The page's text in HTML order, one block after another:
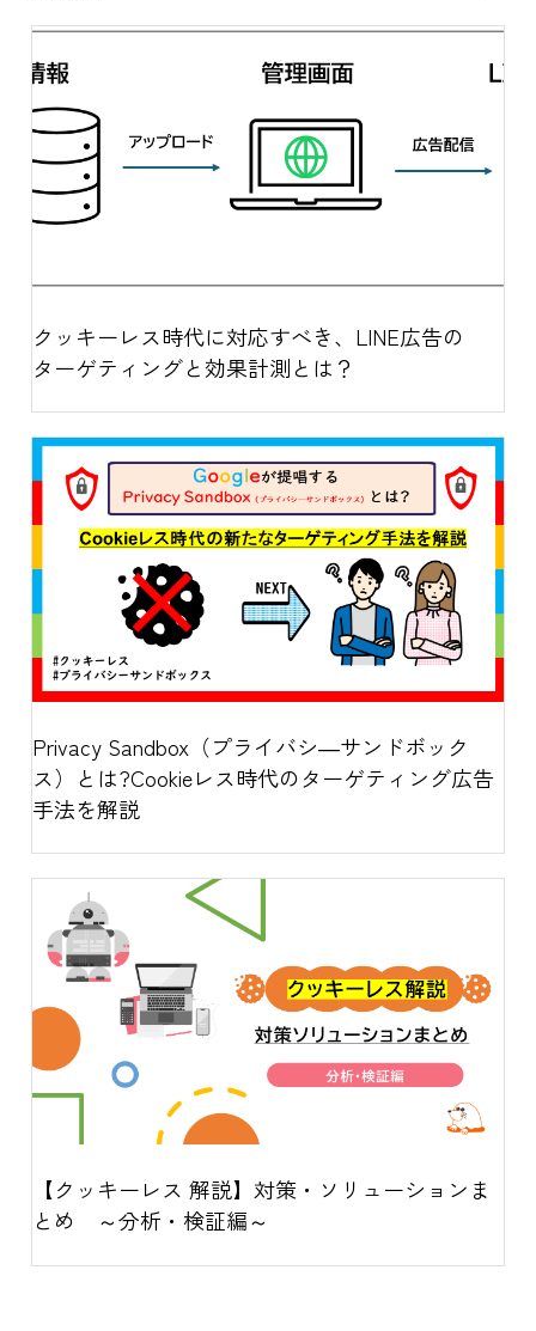
クッキーレス時代に対応すべき、LINE広告の
ターゲティングと効果計測とは？
Privacy Sandbox（プライバシ―サンドボック
ス）とは?Cookieレス時代のターゲティング広告
手法を解説
【クッキーレス 解説】対策・ソリューションま
とめ ～分析・検証編～